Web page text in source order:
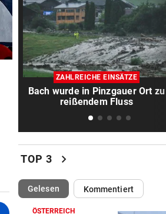
„BACKROOMS“ vor 31
Regiestar: „Jeder will von
Erfolgsrezept“
BEI WOLFURTTROPHY vor
Lokalmatadorin und Tirol-
Youngster mit Sensation
Steirer (68) hatte zehn
Kokain im Koffer
„Etwas wie 2015 wird Europa
mehr passieren!“
ZAHLREICHE EINSÄTZE
Bach wurde in Pinzgauer Ort zu
reißendem Fluss
TOP 3 chevron_right
Gelesen(ausgewählt)Kommentiert
ÖSTERREICH